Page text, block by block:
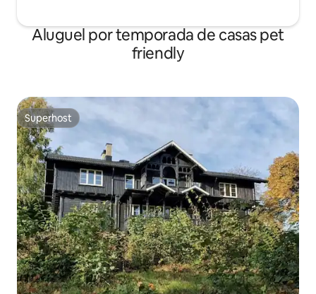
Aluguel por temporada de casas pet
friendly
Superhost
Superhost